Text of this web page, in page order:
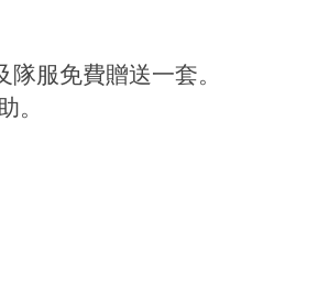
服免費贈送一套。
。